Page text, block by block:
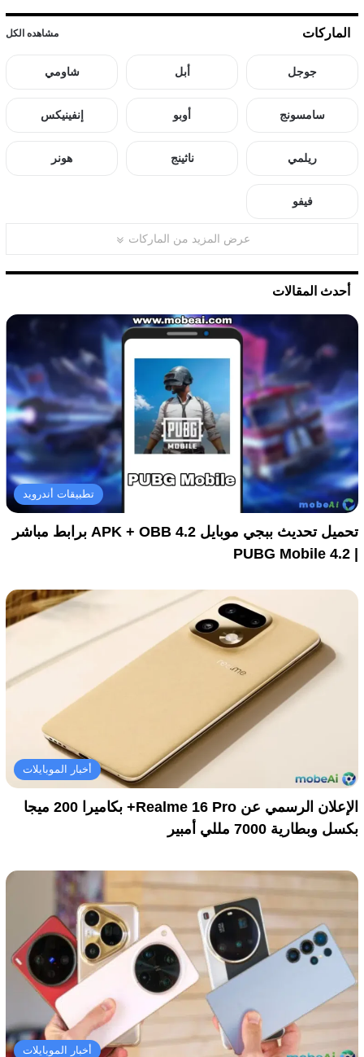
الماركات مشاهده الكل
جوجل أبل شاومي
سامسونج أوبو إنفينيكس
ريلمي ناثينج هونر
فيفو
عرض المزيد من الماركات
أحدث المقالات
تطبيقات أندرويد
تحميل تحديث ببجي موبايل 4.2 APK + OBB برابط مباشر
| PUBG Mobile 4.2
أخبار الموبايلات
الإعلان الرسمي عن Realme 16 Pro+ بكاميرا 200 ميجا
بكسل وبطارية 7000 مللي أمبير
أخبار الموبايلات